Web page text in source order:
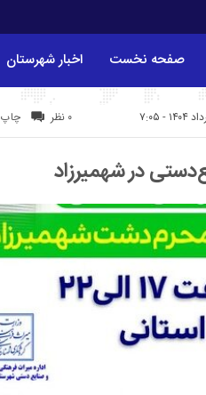
صفحه نخست اخبار شهرستان
چاپ ۰ نظر
در شهمیرزاد